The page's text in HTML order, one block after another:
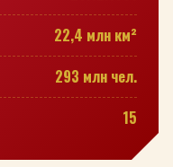
22,4 млн км²
293 млн чел.
15